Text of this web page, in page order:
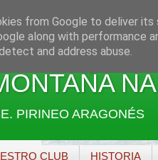
PIRINEO ARAGONÉS
CLUB HISTORIA
from Google to deliver
along with performance
and address abuse.